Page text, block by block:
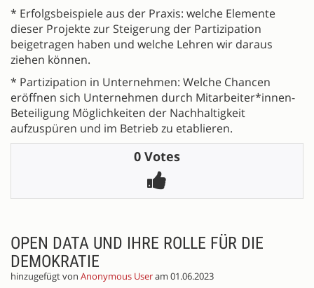
* Erfolgsbeispiele aus der Praxis: welche Elemente
dieser Projekte zur Steigerung der Partizipation
beigetragen haben und welche Lehren wir daraus
ziehen können.
* Partizipation in Unternehmen: Welche Chancen
eröffnen sich Unternehmen durch Mitarbeiter*innen-
Beteiligung Möglichkeiten der Nachhaltigkeit
aufzuspüren und im Betrieb zu etablieren.
0 Votes
OPEN DATA UND IHRE ROLLE FÜR DIE
DEMOKRATIE
hinzugefügt von Anonymous Useram 01.06.2023